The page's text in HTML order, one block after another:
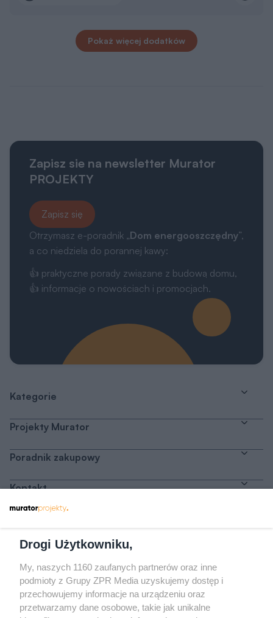
Pokaż więcej dodatków
Zapisz sie na newsletter Murator
PROJEKTY
Zapisz się
Otrzymasz e-poradnik „Dom energooszczędny”,
a co niedziela do porannej kawy:
👍 praktyczne porady związane z budową domu,
👍 informacje o nowościach i promocjach.
Kategorie
Projekty Murator
Poradnik zakupowy
Kontakt
Odwiedź grupę na Facebooku
Gdybym budował drugi raz - mądry Polak
Drogi Użytkowniku,
My, naszych 1160 zaufanych partnerów oraz inne
podmioty z Grupy ZPR Media uzyskujemy dostęp i
przechowujemy informacje na urządzeniu oraz
przetwarzamy dane osobowe, takie jak unikalne